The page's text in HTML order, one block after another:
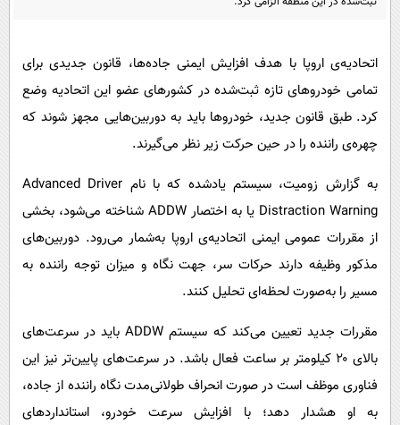
گوناگون
محیط زیست
فرهنگی
بین الملل
اجتماعی
سیاست خارجی
آشپزی
اتحادیه‌ی اروپا با هدف افزایش ایمنی جاده‌ها، قانون جدیدی برای
تمامی خودروهای تازه ثبت‌شده در کشورهای عضو این اتحادیه وضع
کرد. طبق قانون جدید، خودروها باید به دوربین‌هایی مجهز شوند که
چهره‌ی راننده را در حین حرکت زیر نظر می‌گیرند.
به گزارش زومیت، سیستم یادشده که با نام Advanced Driver
Distraction Warning یا به اختصار ADDW شناخته می‌شود، بخشی
از مقررات عمومی ایمنی اتحادیه‌ی اروپا به‌شمار می‌رود. دوربین‌های
مذکور وظیفه دارند حرکات سر، جهت نگاه و میزان توجه راننده به
مسیر را به‌صورت لحظه‌ای تحلیل کنند.
مقررات جدید تعیین می‌کند که سیستم ADDW باید در سرعت‌های
بالای ۲۰ کیلومتر بر ساعت فعال باشد. در سرعت‌های پایین‌تر نیز این
فناوری موظف است در صورت انحراف طولانی‌مدت نگاه راننده از جاده،
به او هشدار دهد؛ با افزایش سرعت خودرو، استانداردهای